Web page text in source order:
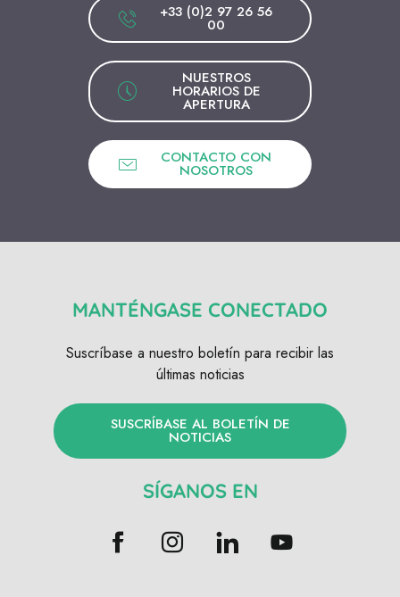
+33 (0)2 97 26 56
00
NUESTROS
HORARIOS DE
APERTURA
CONTACTO CON
NOSOTROS
MANTÉNGASE CONECTADO
Suscríbase a nuestro boletín para recibir las
últimas noticias
SUSCRÍBASE AL BOLETÍN DE
NOTICIAS
SÍGANOS EN